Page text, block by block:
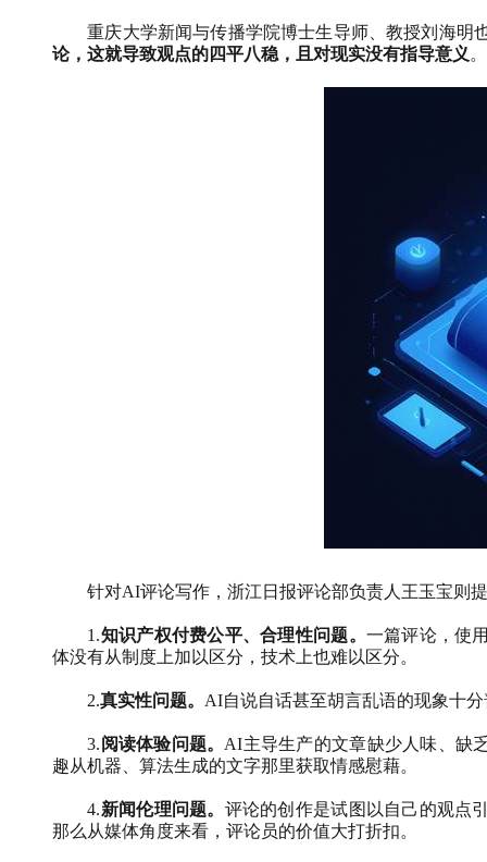
重庆大学新闻与传播学院博士生导师、教授刘海明
论，这就导致观点的四平八稳，且对现实没有指导意义 。
针对AI评论写作，浙江日报评论部负责人王玉宝则
1.知识产权付费公平、合理性问题。 一篇评论，使
体没有从制度上加以区分，技术上也难以区分。
2.真实性问题。 AI自说自话甚至胡言乱语的现象十
3.阅读体验问题。 AI主导生产的文章缺少人味、缺
趣从机器、算法生成的文字那里获取情感慰藉。
4.新闻伦理问题。 评论的创作是试图以自己的观点
那么从媒体角度来看，评论员的价值大打折扣。